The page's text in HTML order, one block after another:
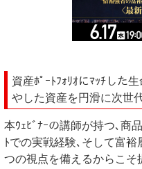
資産ﾎﾟｰﾄﾌｫﾘｵにﾏｯﾁした
やした資産を円滑に次世
本ｳｪﾋﾞﾅｰの講師が持つ､商
ﾄでの実戦経験､そして富
つの視点を備えるからこそ